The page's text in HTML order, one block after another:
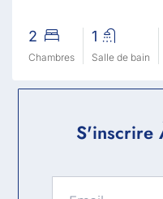
2
Chambres
1
Salle de bain
S'inscrire